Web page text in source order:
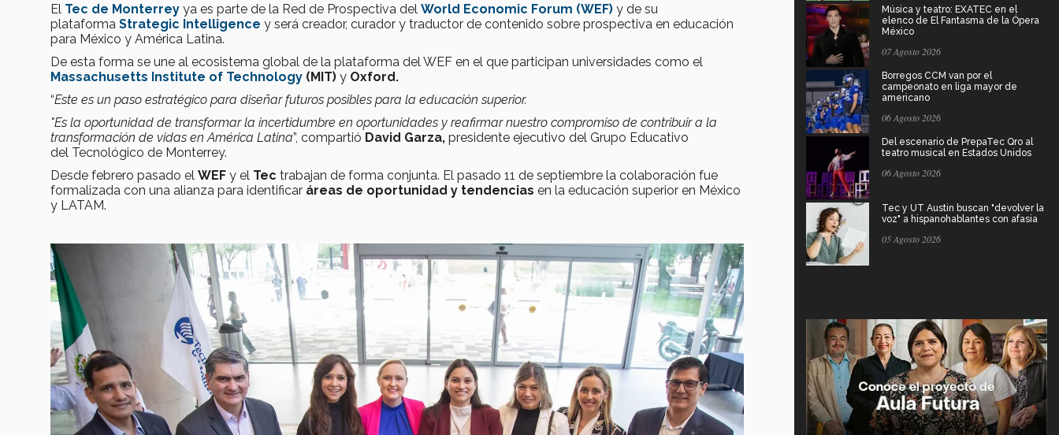
El Tec de Monterrey ya es parte de la Red de Prospectiva del World Economic Forum (WEF) y de su
plataforma Strategic Intelligence y será creador, curador y traductor de contenido sobre prospectiva en educación
para México y América Latina.
De esta forma se une al ecosistema global de la plataforma del WEF en el que participan universidades como el
Massachusetts Institute of Technology (MIT) y Oxford.
“Este es un paso estratégico para diseñar futuros posibles para la educación superior.
"Es la oportunidad de transformar la incertidumbre en oportunidades y reafirmar nuestro compromiso de contribuir a la
transformación de vidas en América Latina”, compartió David Garza, presidente ejecutivo del Grupo Educativo
del Tecnológico de Monterrey.
Desde febrero pasado el WEF y el Tec trabajan de forma conjunta. El pasado 11 de septiembre la colaboración fue
formalizada con una alianza para identificar áreas de oportunidad y tendencias en la educación superior en México
y LATAM.
Música y teatro: EXATEC en el
elenco de El Fantasma de la Ópera
México
07 Agosto 2026
Borregos CCM van por el
campeonato en liga mayor de
americano
06 Agosto 2026
Del escenario de PrepaTec Qro al
teatro musical en Estados Unidos
06 Agosto 2026
Tec y UT Austin buscan "devolver la
voz" a hispanohablantes con afasia
05 Agosto 2026